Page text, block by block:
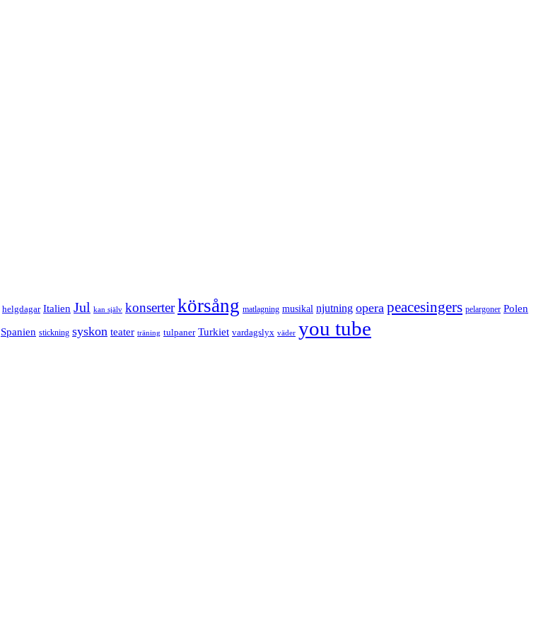
helgdagar Italien Jul kan själv konserter körsång matlagning musikal njutning opera peacesingers pelargoner Polen
Spanien stickning syskon teater träning tulpaner Turkiet vardagslyx väder you tube